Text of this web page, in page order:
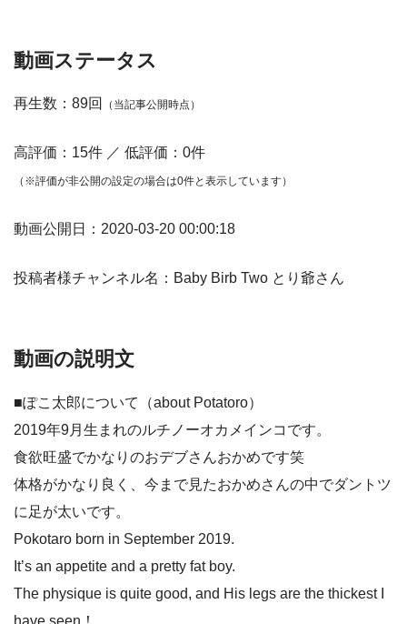
動画ステータス
再生数：89回 （当記事公開時点）
高評価：15件 ／ 低評価：0件
（※評価が非公開の設定の場合は0件と表示しています）
動画公開日：2020-03-20 00:00:18
投稿者様チャンネル名：Baby Birb Two とり爺さん
動画の説明文
■ぽこ太郎について（about Potatoro）
2019年9月生まれのルチノーオカメインコです。
食欲旺盛でかなりのおデブさんおかめです笑
体格がかなり良く、今まで見たおかめさんの中でダントツ
に足が太いです。
Pokotaro born in September 2019.
It’s an appetite and a pretty fat boy.
The physique is quite good, and His legs are the thickest I
have seen！